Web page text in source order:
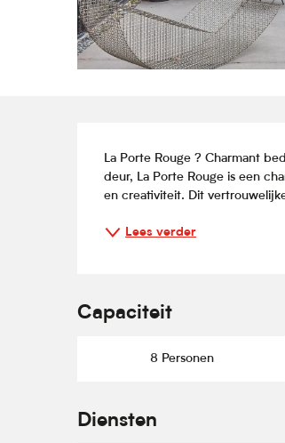
Beschrijving
La Porte Rouge ? Charmant
deur, La Porte Rouge is een
en creativiteit. Dit
Lees verder
Capaciteit
8 Personen
Diensten